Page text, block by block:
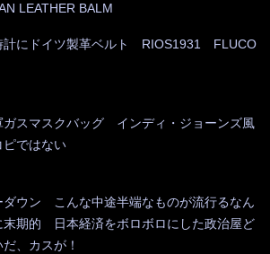
LEATHER BALM
計にドイツ製革ベルト RIOS1931 FLUCO
ガスマスクバッグ インディ・ジョーンズ風
ピではない
ダウン こんな中途半端なものが流行るなん
末期的 日本経済をボロボロにした政治屋ど
、カスが！